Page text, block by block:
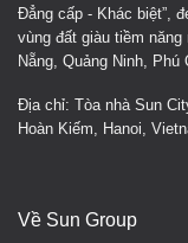
Đẳng cấp - Khác biệt”,
vùng đất giàu tiềm
Nẵng, Quảng Ninh, Phú
Địa chỉ: Tòa nhà Sun
Hoàn Kiếm, Hanoi,
Về Sun Group